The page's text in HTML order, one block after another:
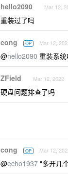
hello2090 Mar 12,
重装过了吗
cong OP Mar 12,
@hello2090 重装系统
ZField Mar 12, 2022
硬盘问题排查了吗
cong OP Mar 12,
@echo1937 "多开几